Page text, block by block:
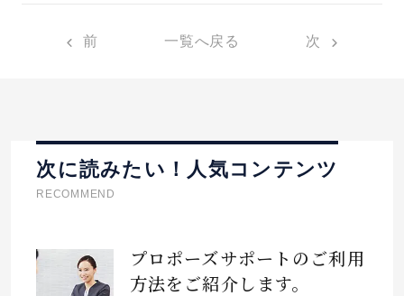
前 一覧へ戻る 次
次に読みたい！人気コンテンツ
RECOMMEND
プロポーズサポートのご利用
方法をご紹介します。